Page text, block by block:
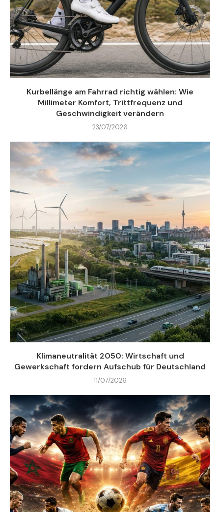
Kurbellänge am Fahrrad richtig wählen: Wie
Millimeter Komfort, Trittfrequenz und
Geschwindigkeit verändern
23/07/2026
Klimaneutralität 2050: Wirtschaft und
Gewerkschaft fordern Aufschub für Deutschland
11/07/2026